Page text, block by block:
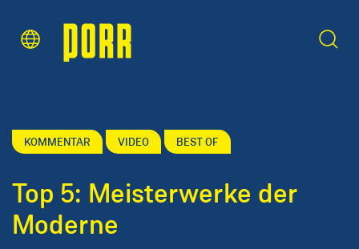
KOMMENTAR VIDEO BEST OF
Top 5: Meisterwerke der
Moderne